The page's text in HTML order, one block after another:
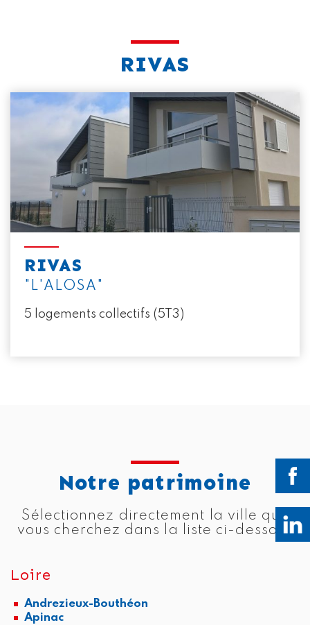
RIVAS
RIVAS
"L'ALOSA"
5 logements collectifs (5T3)
Notre patrimoine
Sélectionnez directement la ville que
vous cherchez dans la liste ci-dessous
Loire
Andrezieux-Bouthéon
Apinac